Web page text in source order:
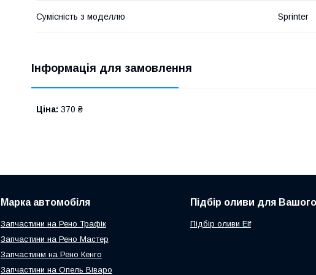
Сумісність з моделлю Sprinter
Інформація для замовлення
Ціна: 370 ₴
Марка автомобіля
Запчастини на Рено Трафік
Запчастини на Рено Мастер
Запчастинм на Рено Кенго
Запчастини на Опель Віваро
Підбір оливи для
Підбір оливи Elf